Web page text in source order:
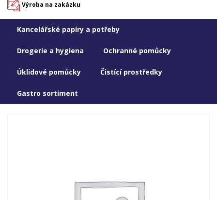
Výroba na zakázku
Kancelářské papíry a potřeby
Drogerie a hygiena Ochranné pomůcky
Úklidové pomůcky Čistící prostředky
Gastro sortiment